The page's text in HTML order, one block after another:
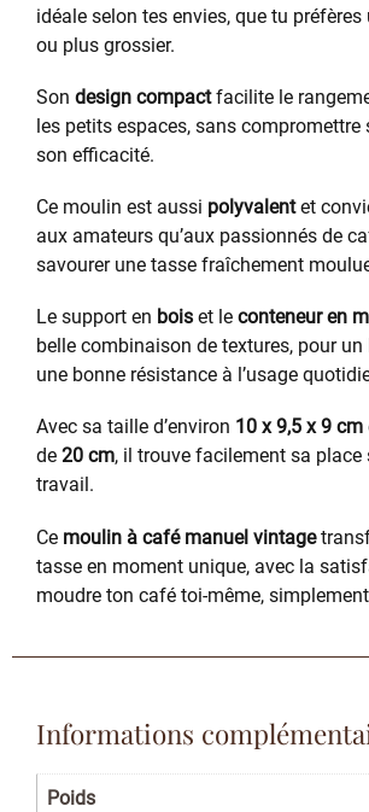
idéale selon tes envies, que tu
ou plus grossier.
Son design compactfacilite le
les petits espaces, sans compromettre
son efficacité.
Ce moulin est aussi polyvalentet
aux amateurs qu’aux passionnés de
savourer une tasse fraîchement
Le support en bois et le conteneur en
belle combinaison de textures, pour
une bonne résistance à l’usage
Avec sa taille d’environ 10 x 9,5 x 9 cm
de 20 cm, il trouve facilement sa place
travail.
Ce moulin à café manuel vintage
tasse en moment unique, avec la
moudre ton café toi-même,
Informations
Poids